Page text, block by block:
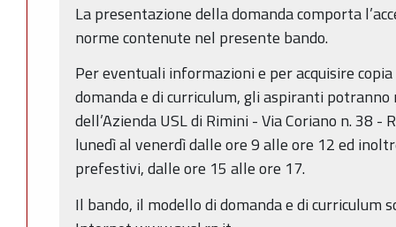
La presentazione della domanda comporta
norme contenute nel presente bando.
Per eventuali informazioni e per acquisire
domanda e di curriculum, gli aspiranti
dell’Azienda USL di Rimini - Via Coriano n. 38
lunedì al venerdì dalle ore 9 alle ore 12 ed
prefestivi, dalle ore 15 alle ore 17.
Il bando, il modello di domanda e di curriculum